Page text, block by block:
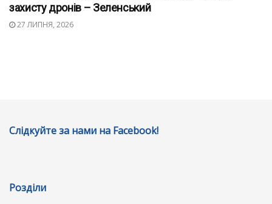
захисту дронів – Зеленський
27 ЛИПНЯ, 2026
Слідкуйте за нами на Facebook!
Розділи